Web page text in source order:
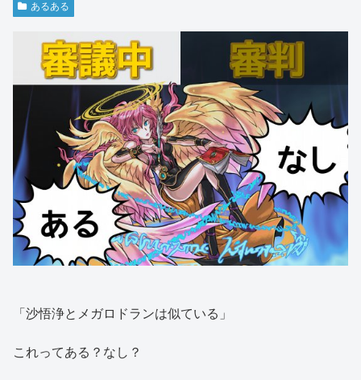
あるある
「沙悟浄とメガロドランは似ている」
これってある？なし？